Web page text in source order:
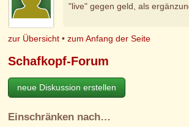
"live" gegen geld, als
zur Übersicht •zum Anfang der Seite
Schafkopf-Forum
neue Diskussion erstellen
Einschränken nach…